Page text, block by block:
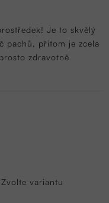
Je to skvělý
pachů, přitom je zcela
zdravotně
Zvolte variantu